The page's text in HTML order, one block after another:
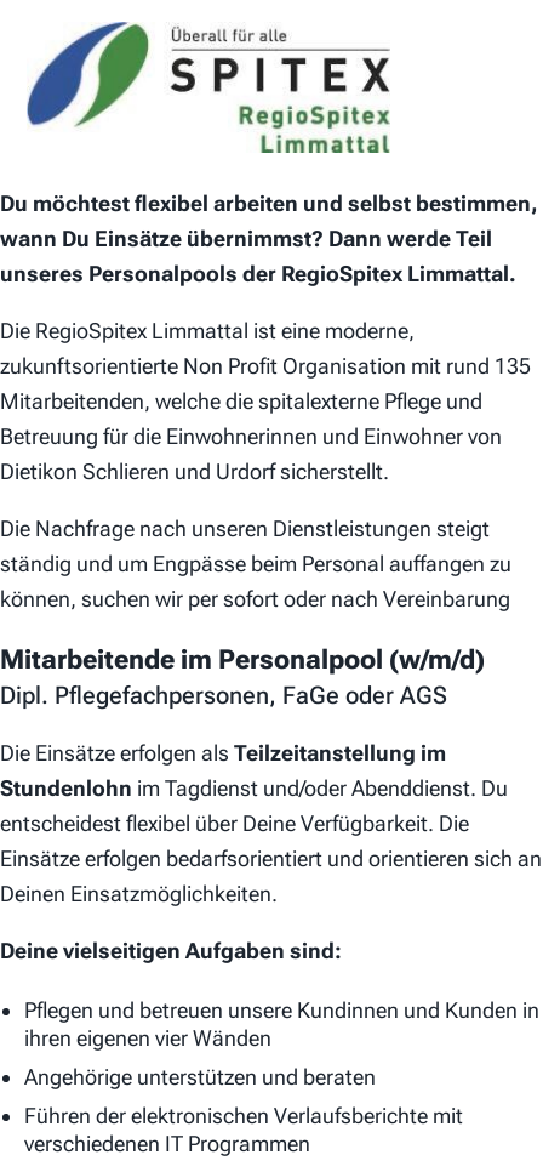
Du möchtest flexibel arbeiten und selbst bestimmen,
wann Du Einsätze übernimmst? Dann werde Teil
unseres Personalpools der RegioSpitex Limmattal.
Die RegioSpitex Limmattal ist eine moderne,
zukunftsorientierte Non Profit Organisation mit rund 135
Mitarbeitenden, welche die spitalexterne Pflege und
Betreuung für die Einwohnerinnen und Einwohner von
Dietikon Schlieren und Urdorf sicherstellt.
Die Nachfrage nach unseren Dienstleistungen steigt
ständig und um Engpässe beim Personal auffangen zu
können, suchen wir per sofort oder nach Vereinbarung
Mitarbeitende im Personalpool (w/m/d)
Dipl. Pflegefachpersonen, FaGe oder AGS
Die Einsätze erfolgen als Teilzeitanstellung im
Stundenlohn im Tagdienst und/oder Abenddienst. Du
entscheidest flexibel über Deine Verfügbarkeit. Die
Einsätze erfolgen bedarfsorientiert und orientieren sich an
Deinen Einsatzmöglichkeiten.
Deine vielseitigen Aufgaben sind:
Pflegen und betreuen unsere Kundinnen und Kunden in
ihren eigenen vier Wänden
Angehörige unterstützen und beraten
Führen der elektronischen Verlaufsberichte mit
verschiedenen IT Programmen